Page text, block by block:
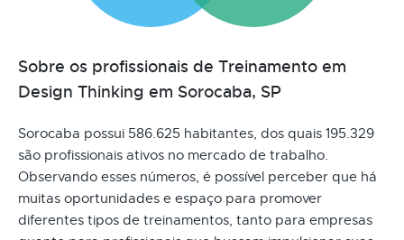
Sobre os profissionais de Treinamento em
Design Thinking em Sorocaba, SP
Sorocaba possui 586.625 habitantes, dos quais 195.329
são profissionais ativos no mercado de trabalho.
Observando esses números, é possível perceber que há
muitas oportunidades e espaço para promover
diferentes tipos de treinamentos, tanto para empresas